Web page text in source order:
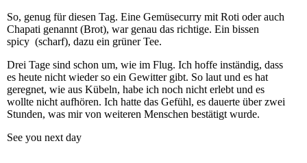
So, genug für diesen Tag. Eine Gemüsecurry mit Roti oder auch
Chapati genannt (Brot), war genau das richtige. Ein bissen
spicy (scharf), dazu ein grüner Tee.
Drei Tage sind schon um, wie im Flug. Ich hoffe inständig, dass
es heute nicht wieder so ein Gewitter gibt. So laut und es hat
geregnet, wie aus Kübeln, habe ich noch nicht erlebt und es
wollte nicht aufhören. Ich hatte das Gefühl, es dauerte über zwei
Stunden, was mir von weiteren Menschen bestätigt wurde.
See you next day